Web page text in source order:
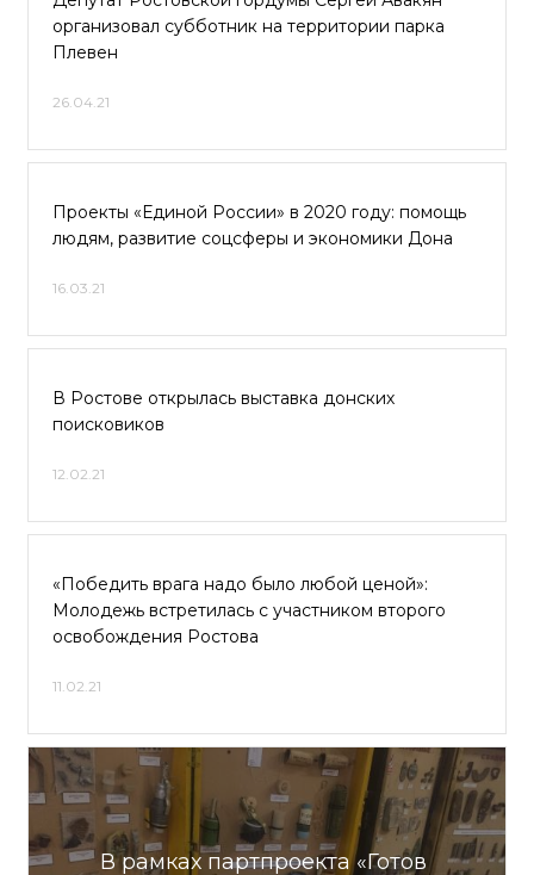
организовал субботник на территории парка
Плевен
26.04.21
Проекты «Единой России» в 2020 году: помощь
людям, развитие соцсферы и экономики Дона
16.03.21
В Ростове открылась выставка донских
поисковиков
12.02.21
«Победить врага надо было любой ценой»:
Молодежь встретилась с участником второго
освобождения Ростова
11.02.21
В рамках партпроекта «Готов